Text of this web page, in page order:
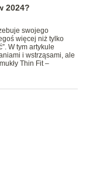
2024?
swojego
więcej niż tylko
W tym artykule
i wstrząsami, ale
Thin Fit –